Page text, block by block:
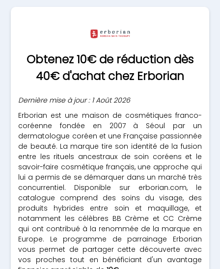
Obtenez 10€ de réduction dès
40€ d'achat chez Erborian
Dernière mise à jour : 1 Août 2026
Erborian est une maison de cosmétiques franco-
coréenne fondée en 2007 à Séoul par un
dermatologue coréen et une Française passionnée
de beauté. La marque tire son identité de la fusion
entre les rituels ancestraux de soin coréens et le
savoir-faire cosmétique français, une approche qui
lui a permis de se démarquer dans un marché très
concurrentiel. Disponible sur erborian.com, le
catalogue comprend des soins du visage, des
produits hybrides entre soin et maquillage, et
notamment les célèbres BB Crème et CC Crème
qui ont contribué à la renommée de la marque en
Europe. Le programme de parrainage Erborian
vous permet de partager cette découverte avec
vos proches tout en bénéficiant d'un avantage